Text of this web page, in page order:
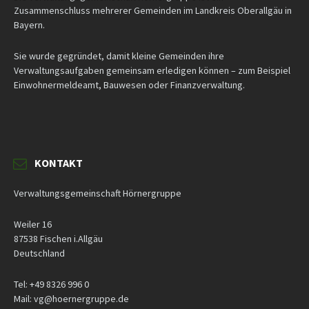
Zusammenschluss mehrerer Gemeinden im Landkreis Oberallgäu in
Bayern.
Sie wurde gegründet, damit kleine Gemeinden ihre
Verwaltungsaufgaben gemeinsam erledigen können – zum Beispiel
Einwohnermeldeamt, Bauwesen oder Finanzverwaltung.
KONTAKT
Verwaltungsgemeinschaft Hörnergruppe
Weiler 16
87538 Fischen i.Allgäu
Deutschland
Tel: +49 8326 996 0
Mail: vg@hoernergruppe.de